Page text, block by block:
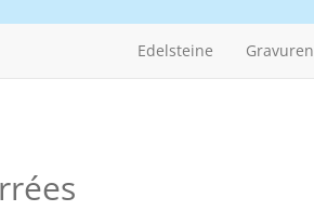
Edelsteine Gravuren